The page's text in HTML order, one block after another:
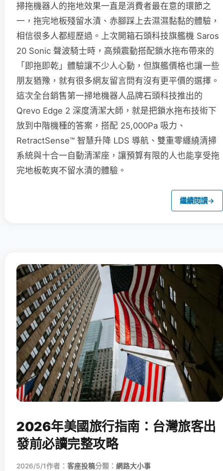
掃拖機器人的拖地效果一直是消費者最在意的環節之
一，拖完地板殘留水漬、赤腳踩上去濕濕黏黏的體驗，
相信很多人都經歷過。上次開箱石頭科技旗艦機 Saros
20 Sonic 聲波騎士時，高頻震動搭配鎖水拖布帶來的
「即拖即乾」體驗讓不少人心動，但旗艦價格也讓一些
朋友猶豫，就有很多網友留言問有沒有更平價的選擇。
這次全台銷售第一掃地機器人品牌石頭科技推出的
Qrevo Edge 2 深度清潔大師，就是把鎖水拖布技術下
放到中階機種的答案，搭配 25,000Pa 吸力、
RetractSense™ 智慧升降 LDS 導航、雙重零纏繞清掃
系統與十合一自動清潔座，讓預算有限的人也能享受拖
完地板乾爽不留水漬的體驗。
繼續閱讀→
2026年美國旅行指南：台灣旅客出
發前必讀完整攻略
2026/5/1作者： 客座投稿分類： 網路大小事